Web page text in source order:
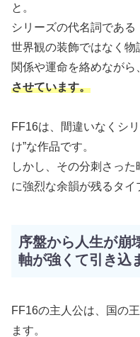
と。
シリーズの代名詞である
世界観の装飾ではなく
関係や運命を絡めながら
させています。
FF16は、間違いなくシ
け”な作品です。
しかし、その分刺さっ
に強烈な余韻が残るタイ
序盤から人生が崩
軸が強くて引き込
FF16の主人公は、国の
ます。